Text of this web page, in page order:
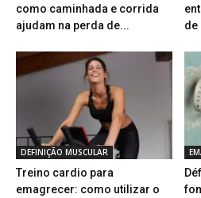
como caminhada e corrida
ajudam na perda de...
de
DEFINIÇÃO MUSCULAR
Treino cardio para
emagrecer: como utilizar o